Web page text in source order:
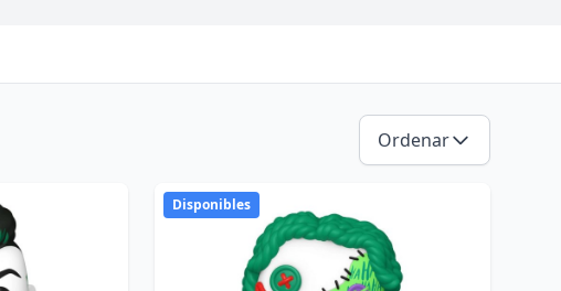
Ordenar
Disponibles